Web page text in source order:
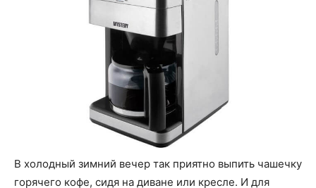
В холодный зимний вечер так приятно выпить чашечку
горячего кофе, сидя на диване или кресле. И для